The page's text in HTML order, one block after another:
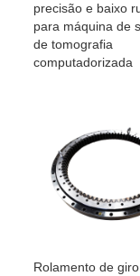
precisão e baixo
para máquina de
de tomografia
computadorizada
Rolamento de